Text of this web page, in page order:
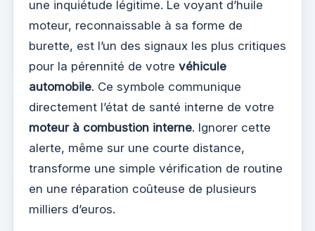
une inquiétude légitime. Le voyant d’huile
moteur, reconnaissable à sa forme de
burette, est l’un des signaux les plus critiques
pour la pérennité de votre véhicule
automobile. Ce symbole communique
directement l’état de santé interne de votre
moteur à combustion interne. Ignorer cette
alerte, même sur une courte distance,
transforme une simple vérification de routine
en une réparation coûteuse de plusieurs
milliers d’euros.